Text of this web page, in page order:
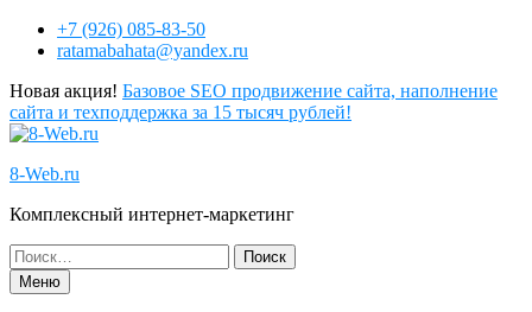
+7 (926) 085-83-50
ratamabahata@yandex.ru
Новая акция! Базовое SEO продвижение сайта, наполнение
сайта и техподдержка за 15 тысяч рублей!
8-Web.ru
Комплексный интернет-маркетинг
Меню